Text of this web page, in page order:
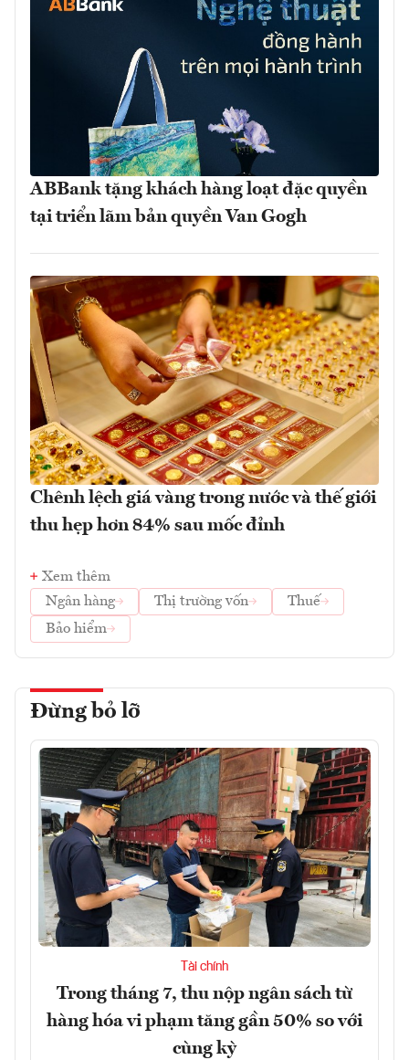
ABBank tặng khách hàng loạt đặc quyền
tại triển lãm bản quyền Van Gogh
Chênh lệch giá vàng trong nước và thế giới
thu hẹp hơn 84% sau mốc đỉnh
Xem thêm
Ngân hàng
Thị trường vốn
Thuế
Bảo hiểm
Đừng bỏ lỡ
Tài chính
Trong tháng 7, thu nộp ngân sách từ
hàng hóa vi phạm tăng gần 50% so với
cùng kỳ